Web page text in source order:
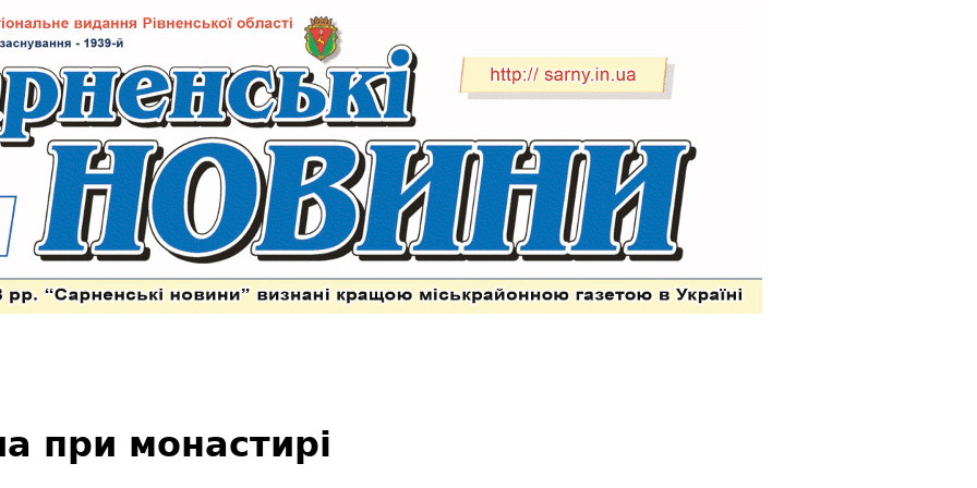
при монастирі